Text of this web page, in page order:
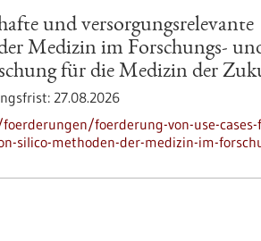
und versorgungsrelevante
Medizin im Forschungs-
für die Medizin der
27.08.2026
foerderung-von-use-cases-
silico-methoden-der-medizin-im-